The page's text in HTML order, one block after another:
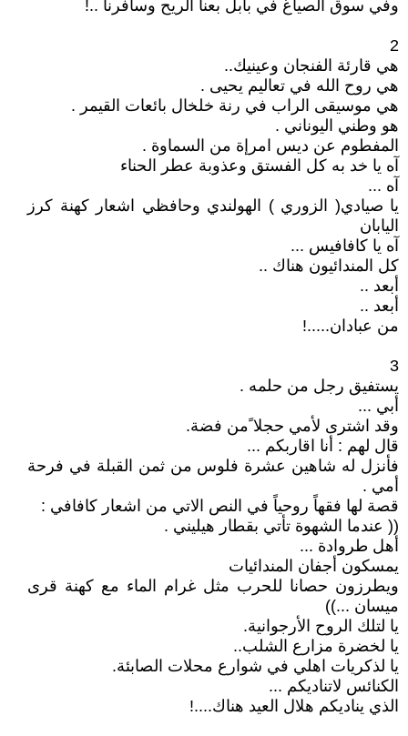
وفي سوق الصياغ في بابل بعنا الريح وسافرنا ..!
2
هي قارئة الفنجان وعينيك..
هي روح الله في تعاليم يحيى .
هي موسيقى الراب في رنة خلخال بائعات القيمر .
هو وطني اليوناني .
المفطوم عن ديس امرإة من السماوة .
آه يا خد به كل الفستق وعذوبة عطر الحناء
آه ...
يا صيادي( الزوري ) الهولندي وحافظي اشعار كهنة كرز
اليابان
آه يا كافافيس ...
كل المندائيون هناك ..
أبعد ..
أبعد ..
من عبادان.....!
3
يستفيق رجل من حلمه .
أبي ...
وقد اشترى لأمي حجلا ًمن فضة.
قال لهم : أنا اقاربكم ...
فأنزل له شاهين عشرة فلوس من ثمن القبلة في فرحة
أمي .
قصة لها فقهاً روحياً في النص الاتي من اشعار كافافي :
(( عندما الشهوة تأتي بقطار هيليني .
أهل طروادة ...
يمسكون أجفان المندائيات
ويطرزون حصانا للحرب مثل غرام الماء مع كهنة قرى
ميسان ...))
يا لتلك الروح الأرجوانية.
يا لخضرة مزارع الشلب..
يا لذكريات اهلي في شوارع محلات الصابئة.
الكنائس لاتناديكم ...
الذي يناديكم هلال العيد هناك....!